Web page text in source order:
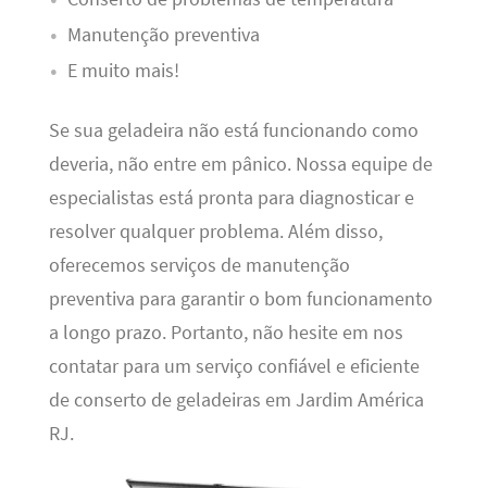
Manutenção preventiva
E muito mais!
Se sua geladeira não está funcionando como
deveria, não entre em pânico. Nossa equipe de
especialistas está pronta para diagnosticar e
resolver qualquer problema. Além disso,
oferecemos serviços de manutenção
preventiva para garantir o bom funcionamento
a longo prazo. Portanto, não hesite em nos
contatar para um serviço confiável e eficiente
de conserto de geladeiras em Jardim América
RJ.